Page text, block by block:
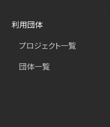
利用団体
プロジェクト一覧
団体一覧